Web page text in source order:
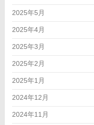
2025年5月
2025年4月
2025年3月
2025年2月
2025年1月
2024年12月
2024年11月